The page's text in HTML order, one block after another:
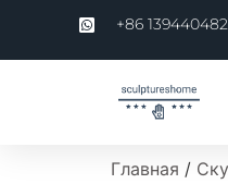
+86
Главная /